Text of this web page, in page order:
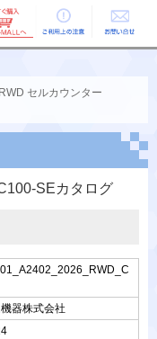
ご利用上の お問い合せ
セルカウンター
SEカタログ
器株式会社